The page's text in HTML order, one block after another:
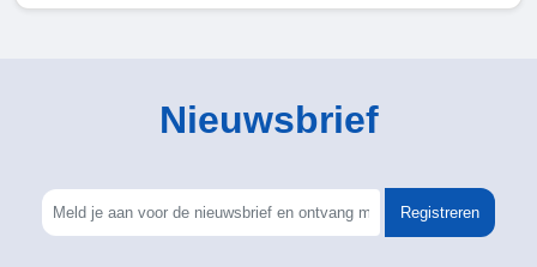
Nieuwsbrief
Registreren